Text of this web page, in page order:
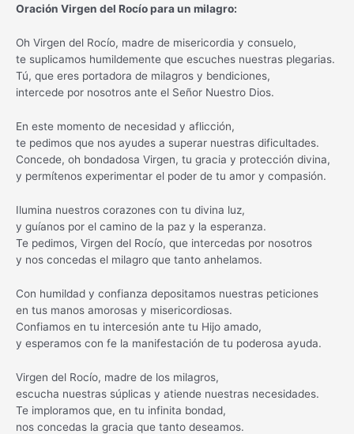
Oración Virgen del Rocío para un milagro:
Oh Virgen del Rocío, madre de misericordia y consuelo,
te suplicamos humildemente que escuches nuestras plegarias.
Tú, que eres portadora de milagros y bendiciones,
intercede por nosotros ante el Señor Nuestro Dios.
En este momento de necesidad y aflicción,
te pedimos que nos ayudes a superar nuestras dificultades.
Concede, oh bondadosa Virgen, tu gracia y protección divina,
y permítenos experimentar el poder de tu amor y compasión.
Ilumina nuestros corazones con tu divina luz,
y guíanos por el camino de la paz y la esperanza.
Te pedimos, Virgen del Rocío, que intercedas por nosotros
y nos concedas el milagro que tanto anhelamos.
Con humildad y confianza depositamos nuestras peticiones
en tus manos amorosas y misericordiosas.
Confiamos en tu intercesión ante tu Hijo amado,
y esperamos con fe la manifestación de tu poderosa ayuda.
Virgen del Rocío, madre de los milagros,
escucha nuestras súplicas y atiende nuestras necesidades.
Te imploramos que, en tu infinita bondad,
nos concedas la gracia que tanto deseamos.